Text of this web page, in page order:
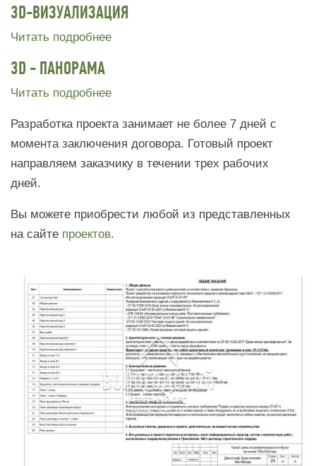
3D-ВИЗУАЛИЗАЦИЯ
Читать подробнее
3D - ПАНОРАМА
Читать подробнее
Разработка проекта занимает не более 7 дней с
момента заключения договора. Готовый проект
направляем заказчику в течении трех рабочих
дней.
Вы можете приобрести любой из представленных
на сайте проектов.